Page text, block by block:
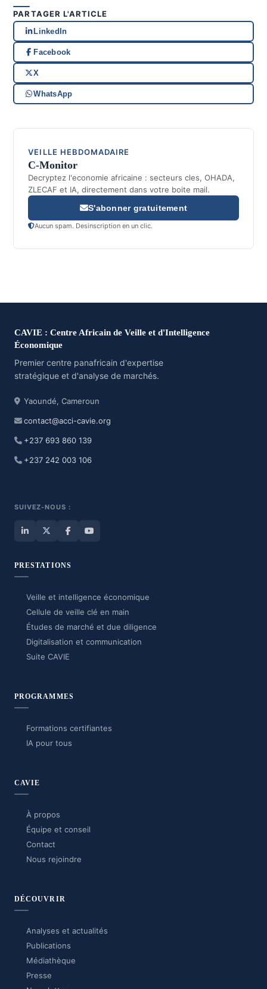
PARTAGER L'ARTICLE
LinkedIn
Facebook
X
WhatsApp
VEILLE HEBDOMADAIRE
C-Monitor
Decryptez l'economie africaine : secteurs cles, OHADA,
ZLECAF et IA, directement dans votre boite mail.
S'abonner gratuitement
Aucun spam. Desinscription en un clic.
CAVIE : Centre Africain de Veille et d'Intelligence
Économique
Premier centre panafricain d'expertise
stratégique et d'analyse de marchés.
Yaoundé, Cameroun
contact@acci-cavie.org
+237 693 860 139
+237 242 003 106
SUIVEZ-NOUS :
PRESTATIONS
Veille et intelligence économique
Cellule de veille clé en main
Études de marché et due diligence
Digitalisation et communication
Suite CAVIE
PROGRAMMES
Formations certifiantes
IA pour tous
CAVIE
À propos
Équipe et conseil
Contact
Nous rejoindre
DÉCOUVRIR
Analyses et actualités
Publications
Médiathèque
Presse